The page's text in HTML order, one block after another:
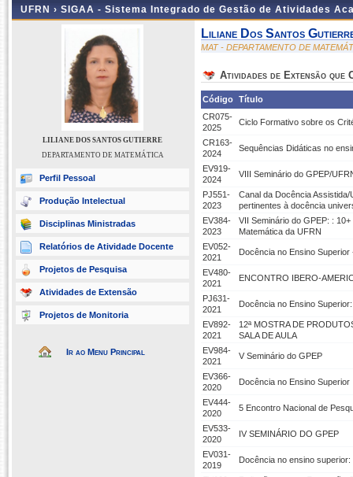
UFRN › SIGAA - Sistema Integrado de Gestão de Atividades
LILIANE DOS SANTOS GUTIERRE
DEPARTAMENTO DE MATEMÁTICA
Perfil Pessoal
Produção Intelectual
Disciplinas Ministradas
Relatórios de Atividade Docente
Projetos de Pesquisa
Atividades de Extensão
Projetos de Monitoria
Ir ao Menu Principal
Liliane Dos Santos
MAT - DEPARTAMENTO DE
Atividades de Extensão que
Código Título
CR075-
2025
Ciclo Formativo sobre os
CR163-
2024
Sequências Didáticas no
EV919-
2024
VIII Seminário do GPEP/
PJ551-
2023
Canal da Docência
pertinentes à docência
EV384-
2023
VII Seminário do GPEP: :
Matemática da UFRN
EV052-
2021
Docência no Ensino
EV480-
2021
ENCONTRO IBERO-
PJ631-
2021
Docência no Ensino
EV892-
2021
12ª MOSTRA DE
SALA DE AULA
EV984-
2021
V Seminário do GPEP
EV366-
2020
Docência no Ensino Superior
EV444-
2020
5 Encontro Nacional de
EV533-
2020
IV SEMINÁRIO DO GPEP
EV031-
2019
Docência no ensino